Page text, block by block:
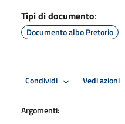
Tipi di documento:
Documento albo Pretorio
Condividi Vedi azioni
Argomenti: